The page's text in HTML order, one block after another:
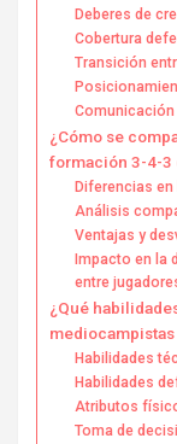
Deberes de
Cobertura
Transición
¿Cómo se
formación 3-4-3
Diferencias
Análisis
Ventajas y
Impacto en la
entre
¿Qué
Habilidades
Habilidades
Atributos
Toma de